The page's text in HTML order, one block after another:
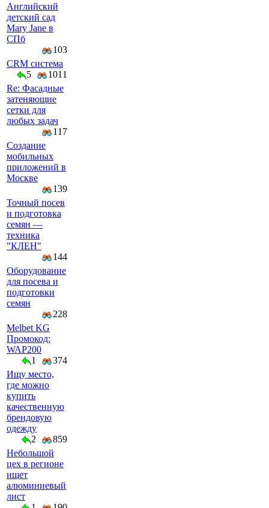
Английский
детский сад
Mary Jane в
СПб
103
CRM система
5
1011
Re: Фасадные
затеняющие
сетки для
любых задач
117
Создание
мобильных
приложений в
Москве
139
Точный посев
и подготовка
семян —
техника
"КЛЕН"
144
Оборудование
для посева и
подготовки
семян
228
Melbet KG
Промокод:
WAP200
1
374
Ищу место,
где можно
купить
качественную
брендовую
одежду
2
859
Небольшой
цех в регионе
ищет
алюминиевый
лист